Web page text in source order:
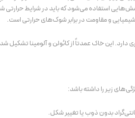
استفاده می‌شود که باید در شرایط
شیمیایی و مقاومت در برابر شوک‌های حرارتی است.
از ۱۵۸۰ درجه سانتی‌گراد پایداری دارد. این خاک عمدتاً از
زیر را داشته باشد: